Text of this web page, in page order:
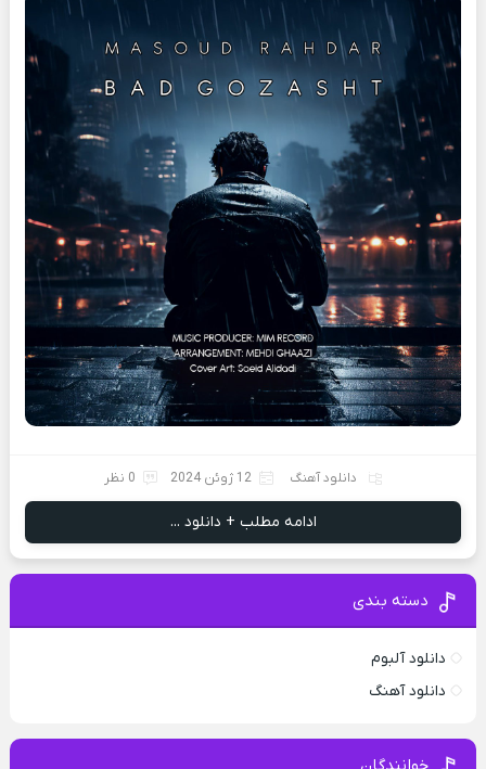
دانلود آهنگ 12 ژوئن 2024 0 نظر
ادامه مطلب + دانلود ...
دسته بندی
دانلود آلبوم
دانلود آهنگ